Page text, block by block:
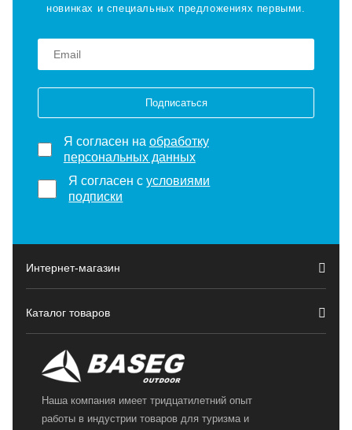
новинках и специальных предложениях первыми.
Подписаться
Я согласен на обработку
персональных данных
Я согласен сусловиями
подписки
Интернет-магазин
Каталог товаров
Наша компания имеет тридцатилетний опыт
работы в индустрии товаров для туризма и